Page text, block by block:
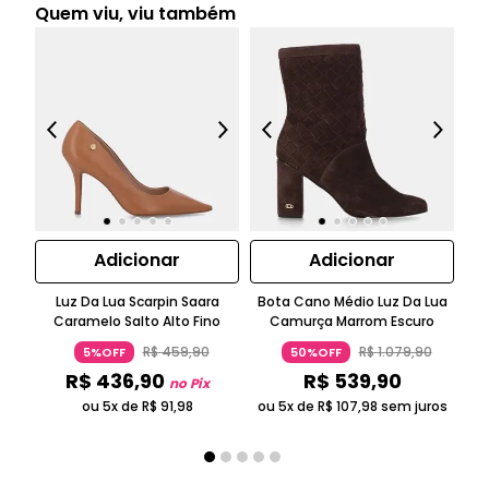
Quem viu, viu também
Adicionar
Luz Da Lua Scarpin Saara
Caramelo Salto Alto Fino
5%OFF R$459,90
R$ 436,90 no Pix
ou 5x de R$ 91,98
Adicionar
Bota Cano Médio Luz Da Lua
Camurça Marrom Escuro
50%OFF R$1.079,90
R$ 539,90
ou 5x de R$ 107,98 sem juros